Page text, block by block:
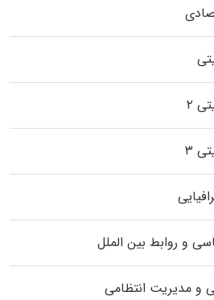
۲
۳
و روابط بین الملل
و مدیریت انتظامی